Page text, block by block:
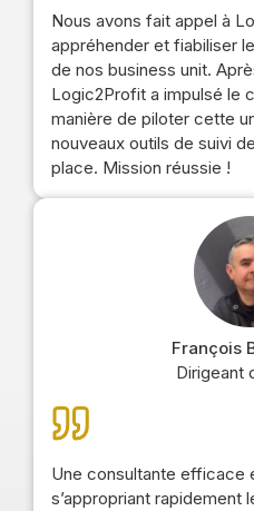
Nous avons fait appel à
appréhender et fiabiliser
de nos business unit.
Logic2Profit a impulsé le
manière de piloter cette
nouveaux outils de suivi
place. Mission réussie !
François
Dirigeant
Une consultante efficace
s’appropriant rapidement